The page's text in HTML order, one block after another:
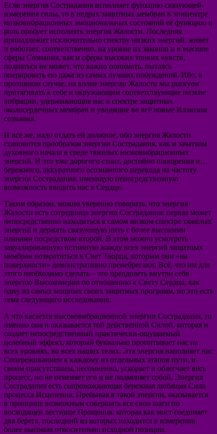
Если энергия Сострадания исполняет функцию связующей-
измерения силы, то в недрах защитных мембран в эпицентре
низковибрационных эмоциональных состояний её функцию и
роль пробует исполнять энергия Жалости. Последняя
принадлежит исключительно спектру низких энергий, живет
и работает, соответственно, на уровне их законов и в высшие
сферы Сознания, как и сферы высоких тонких чувств,
подняться не может, что важно понимать, пытаясь
оперировать ею даже из самых лучших побуждений. Ибо, в
противном случае, на волне энергии Жалости мы рискуем
притягивать к себе и окружающим соответствующие низкие
вибрации, удерживающие нас в спектре защитных
околосердечных мембран и уводящие во всё новые Иллюзии
сознания.
И всё же, надо отдать ей должное, ибо энергия Жалости
становится прообразом энергии Сострадания, как и зачатком
духовного начала в среде тяжелых низковибрационных
энергий. И это уже дорогого стоит, достойно поощрения и…
бережного, аккуратного осознанного перевода на частоту
энергии Сострадания, имеющую непосредственную
возможность вводить нас в Сердце.
Таким образом, можно уверенно говорить, что энергия
Жалости есть сотрудница энергии Сострадания: первая может
непосредственно находиться в самом низком спектре тяжёлых
энергий и держать связующую нить с более высокими
планами посредством второй. В этом можно усмотреть
завуалированную истинную жажду всех энергий защитных
мембран возвратиться в Свет Творца, которым они «на
поверхности» демонстративно пренебрегают. Всё, что им для
этого необходимо сделать – это преодолеть внутри себя
энергию Высокомерия по отношению к Свету Сердца, как
одну из самых мощных своих защитных программ, но это есть
тема следующего исследования.
А что касается высоковибрационной энергии Сострадания, то
именно она и оказывается той действенной Силой, которая и
создает непосредственный практически-ощущаемый
целебный эффект, который буквально пропитывает нас на
всех уровнях, во всех наших телах. Эта энергия наполняет нас
Сопереживанием к каждому из отдельных этапов пути, и
своим присутствием, несомненно, ускоряет и облегчает весь
процесс, но не отменяет его и не подменяет собой. Энергия
Сострадания есть сопровождающая бережная любящая Сила
процесса Исцеления. Пребывая в такой энергии, оказывается
в принципе возможным совершать все свои шаги по
восходящей лестнице Прощения, которая как мост соединяет
два берега, последний из которых находится в измерении
более высоком относительно исходной позиции.